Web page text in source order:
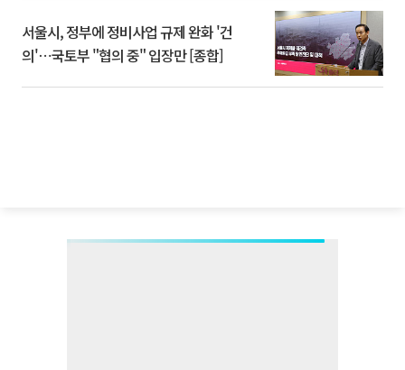
서울시, 정부에 정비사업 규제 완화 '건
의'⋯국토부 "협의 중" 입장만 [종합]